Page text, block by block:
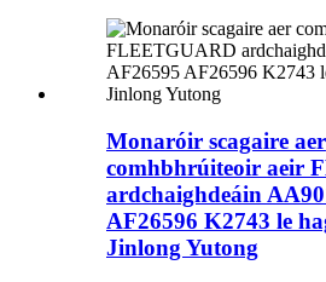
Monaróir scagaire aer
comhbhrúiteoir aeir
ardchaighdeáin
AF26596 K2743 le
Jinlong Yutong